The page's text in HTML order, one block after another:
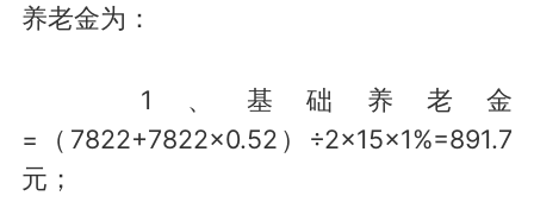
养老金为：
1、基础养老金
=（7822+7822×0.52）÷2×15×1%=891.7
元；